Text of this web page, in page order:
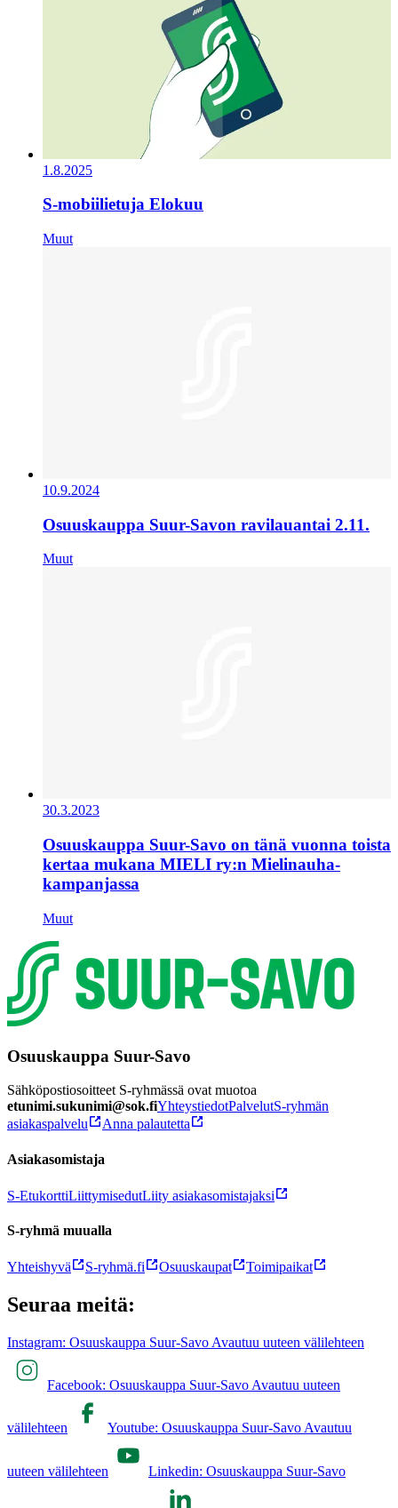
1.8.2025
S-mobiilietuja Elokuu
Muut
10.9.2024
Osuuskauppa Suur-Savon ravilauantai 2.11.
Muut
30.3.2023
Osuuskauppa Suur-Savo on tänä vuonna toista
kertaa mukana MIELI ry:n Mielinauha-
kampanjassa
Muut
Osuuskauppa Suur-Savo
Sähköpostiosoitteet S-ryhmässä ovat muotoa
etunimi.sukunimi@sok.fiYhteystiedotPalvelutS-ryhmän
asiakaspalvelu
Anna palautetta
Asiakasomistaja
S-EtukorttiLiittymisedutLiity asiakasomistajaksi
S-ryhmä muualla
Yhteishyvä S-ryhmä.fi Osuuskaupat Toimipaikat
Seuraa meitä:
Instagram: Osuuskauppa Suur-Savo Avautuu uuteen välilehteen
Facebook: Osuuskauppa Suur-Savo Avautuu uuteen
välilehteen Youtube: Osuuskauppa Suur-Savo Avautuu
uuteen välilehteen Linkedin: Osuuskauppa Suur-Savo